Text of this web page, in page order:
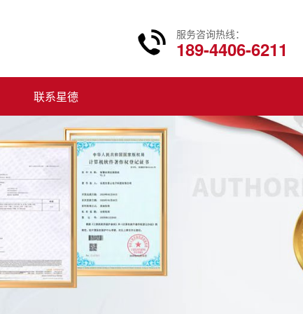
服务咨询热线：
189-4406-6211
联系星德